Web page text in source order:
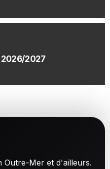
2026/2027
Outre-Mer et d'ailleurs.